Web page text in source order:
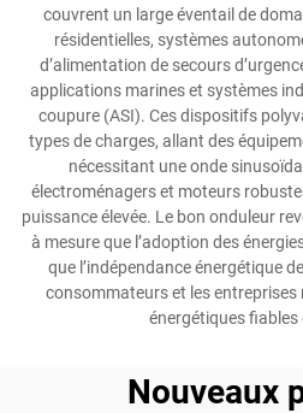
couvrent un large éventail de
résidentielles, systèmes
d’alimentation de secours
applications marines et systèmes
coupure (ASI). Ces dispositifs
types de charges, allant des
nécessitant une onde
électroménagers et moteurs
puissance élevée. Le bon onduleur
à mesure que l’adoption des
que l’indépendance énergétique
consommateurs et les
énergétiques fiables
Nouveaux